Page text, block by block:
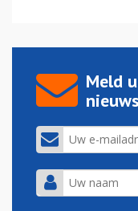
Meld